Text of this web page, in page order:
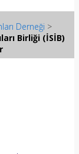
Derneği >
Birliği (İSİB)